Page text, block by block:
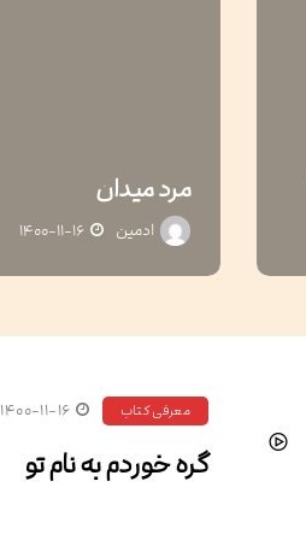
مرد میدان
ادمین ۱۴۰۰-۱۱-۱۶
معرفی کتاب ۱۴۰۰-۱۱-۱۶
گره خوردم به نام تو